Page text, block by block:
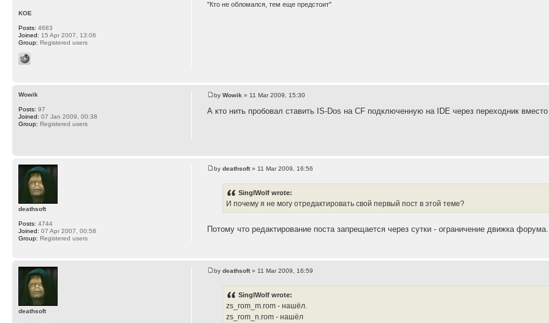
"Кто не обломался, тем еще предстоит"
KOE
Posts: 4683
Joined: 15 Apr 2007, 13:06
Group: Registered users
byWowik » 11 Mar 2009, 15:30
А кто нить пробовал ставить IS-Dos на CF подключенную на IDE через переходник вместо
Wowik
Posts: 97
Joined: 07 Jan 2009, 00:38
Group: Registered users
bydeathsoft» 11 Mar 2009, 16:56
SinglWolf wrote:
И почему я не могу отредактировать свой первый пост в этой теме?
Потому что редактирование поста запрещается через сутки - ограничение движка форума.
deathsoft
Posts: 4744
Joined: 07 Apr 2007, 00:58
Group: Registered users
bydeathsoft» 11 Mar 2009, 16:59
SinglWolf wrote:
zs_rom_m.rom - нашёл.
zs_rom_n.rom - нашёл
deathsoft